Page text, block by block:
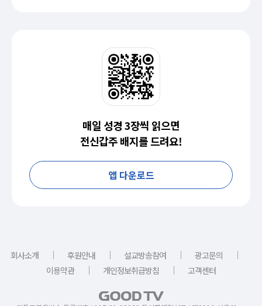
매일 성경 3장씩 읽으면
전신갑주 배지를 드려요!
앱 다운로드
회사소개 ｜ 후원안내 ｜ 설교방송참여 ｜ 광고문의
｜
이용약관
｜ 개인정보취급방침 ｜ 고객센터